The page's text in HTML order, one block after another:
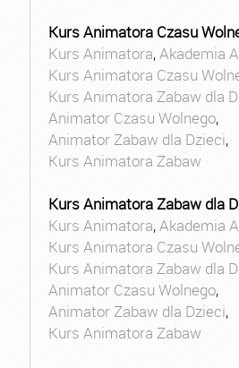
Kurs Animatora Czasu
Kurs Animatora,Akademia
Kurs Animatora Czasu
Kurs Animatora Zabaw dla
Animator Czasu Wolnego,
Animator Zabaw dla Dzieci,
Kurs Animatora Zabaw
Kurs Animatora Zabaw dla
Kurs Animatora,Akademia
Kurs Animatora Czasu
Kurs Animatora Zabaw dla
Animator Czasu Wolnego,
Animator Zabaw dla Dzieci,
Kurs Animatora Zabaw